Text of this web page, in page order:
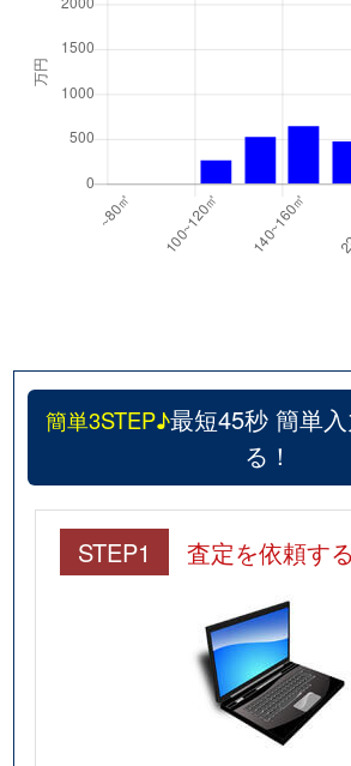
簡単3STEP♪最短45秒 簡単
る！
STEP1 査定を依頼する